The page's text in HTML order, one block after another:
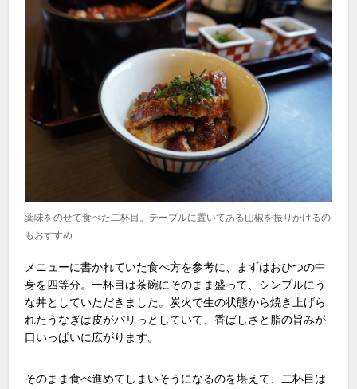
薬味をのせて食べた二杯目。テーブルに置いてある山椒を振りかけるの
もおすすめ
メニューに書かれていた食べ方を参考に、まずはおひつの中
身を四等分。一杯目は茶碗にそのまま盛って、シンプルにう
な丼としていただきました。炭火で生の状態から焼き上げら
れたうなぎは皮がパリっとしていて、香ばしさと脂の旨みが
口いっぱいに広がります。
そのまま食べ進めてしまいそうになるのを堪えて、二杯目は